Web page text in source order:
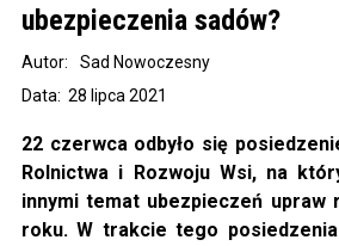
ubezpieczenia sadów?
Data: 28 lipca 2021
Autor: Sad Nowoczesny
22 czerwca odbyło się
Rolnictwa i Rozwoju Wsi, na
innymi temat ubezpieczeń upraw
roku. W trakcie tego posiedzenia